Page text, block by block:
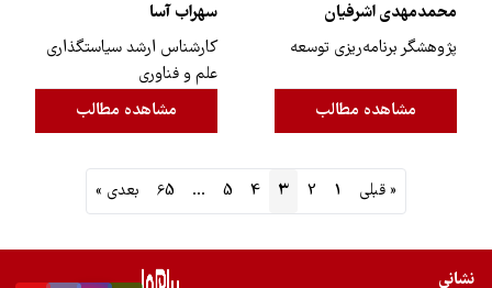
محمدمهدی اشرفیان
پژوهشگر برنامه‌ریزی توسعه
مشاهده مطالب
سهراب آسا
کارشناس ارشد سیاستگذاری
علم و فناوری
مشاهده مطالب
« قبلی 1
2
3
4
5
…
65 بعدی »
نشانی